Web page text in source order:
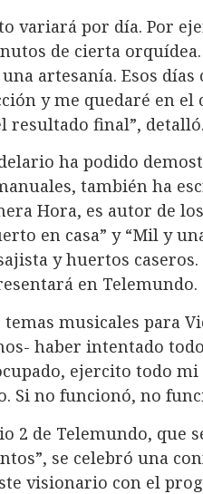
variará por día. Por
de cierta
artesanía. Esos días
y me quedaré en el
resultado final”,
ha podido
también ha
Hora, es autor de
en casa” y “Mil y
y huertos caseros.
en Telemundo.
musicales para
haber intentado
ejercito todo
Si no funcionó, no
2 de Telemundo, que
se celebró una
visionario con el